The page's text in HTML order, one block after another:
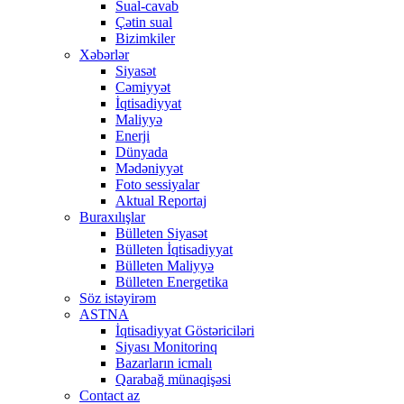
Sual-cavab
Çətin sual
Bizimkiler
Xəbərlər
Siyasət
Cəmiyyət
İqtisadiyyat
Maliyyə
Enerji
Dünyada
Mədəniyyət
Foto sessiyalar
Aktual Reportaj
Buraxılışlar
Bülleten Siyasət
Bülleten İqtisadiyyat
Bülleten Maliyyə
Bülleten Energetika
Söz istəyirəm
ASTNA
İqtisadiyyat Göstəriciləri
Siyası Monitorinq
Bazarların icmalı
Qarabağ münaqişəsi
Contact az